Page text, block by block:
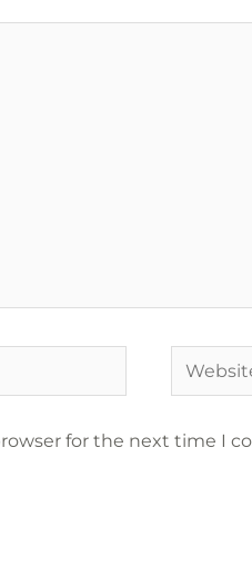
Website
for the next time I